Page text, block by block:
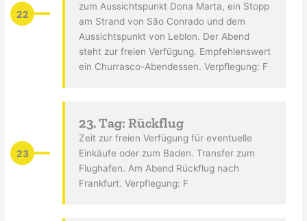
22
zum Aussichtspunkt Dona Marta, ein Stopp
am Strand von São Conrado und dem
Aussichtspunkt von Leblon. Der Abend
steht zur freien Verfügung. Empfehlenswert
ein Churrasco-Abendessen. Verpflegung: F
23
23. Tag: Rückflug
Zeit zur freien Verfügung für eventuelle
Einkäufe oder zum Baden. Transfer zum
Flughafen. Am Abend Rückflug nach
Frankfurt. Verpflegung: F